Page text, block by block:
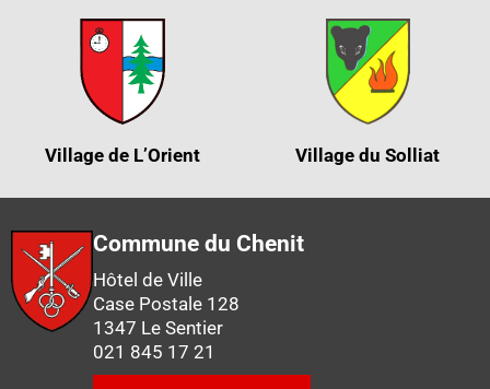
Village de L’Orient Village du Solliat
Commune du Chenit
Hôtel de Ville
Case Postale 128
1347 Le Sentier
021 845 17 21